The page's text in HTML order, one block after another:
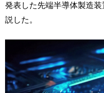
発表した先端半導体製造
説した。